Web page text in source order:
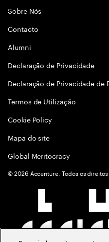
Sobre Nós
Contacto
Alumni
Declaraçāo de Privacidade
Declaração de Privacidade de
Termos de Utilização
Cookie Policy
Mapa do site
Global Meritocracy
©2026 Accenture. Todos os